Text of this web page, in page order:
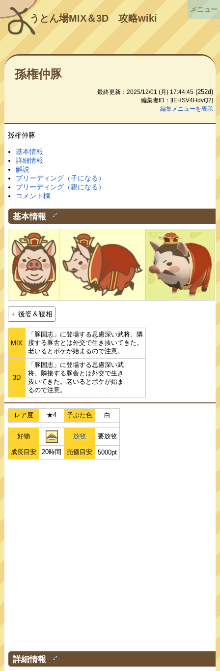
うとん場MIX＆3D攻略wiki
孫権仲豚
最終更新：2025/12/01 (月) 17:44:45 (252d)
編集者ID：[tEHSV4HdvQ2]
編集メニューを表示
孫権仲豚
基本情報
詳細情報
解説
ブリーディング（子になる）
ブリーディング（親になる）
コメント欄
基本情報 †
後姿＆寝相
MIX
「豚国志」に登場する思慮深い武将。隣
接する豚舎とは外交で生き抜いてきた。
老いるとボケが始まるので注意。
3D
「豚国志」に登場する思慮深い武
将。隣接する豚舎とは外交で生き
抜いてきた。老いるとボケが始ま
るので注意。
レア度 ★4 子ぶた色 白
好物 放牧 要放牧
成長目安 20時間 売価目安 5000pt
詳細情報 †
メニュー